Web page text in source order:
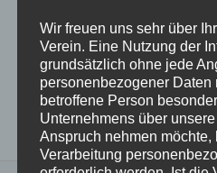
HEAV-SVB03kl
Veröffentlicht26. November 2014am
verwechselt Kostüm und Termin…
Wir freuen uns sehr über
Verein. Eine Nutzung der
grundsätzlich ohne jede
personenbezogener Daten
betroffene Person
Unternehmens über
Anspruch nehmen
Verarbeitung